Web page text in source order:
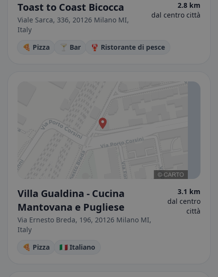
Toast to Coast Bicocca
Viale Sarca, 336, 20126 Milano MI,
Italy
2.8 km
dal centro città
🍕 Pizza 🍸 Bar 🦞 Ristorante di pesce
Villa Gualdina - Cucina
Mantovana e Pugliese
Via Ernesto Breda, 196, 20126 Milano MI,
Italy
3.1 km
dal centro
città
🍕 Pizza 🇮🇹 Italiano